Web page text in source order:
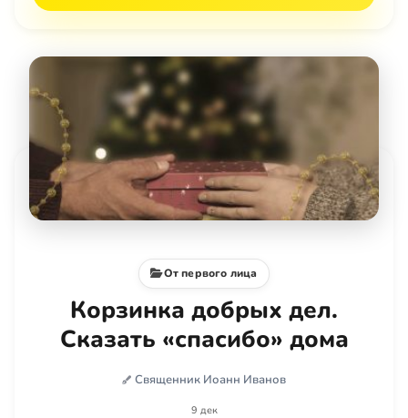
От первого лица
Корзинка добрых дел.
Сказать «спасибо» дома
Священник Иоанн Иванов
9 дек